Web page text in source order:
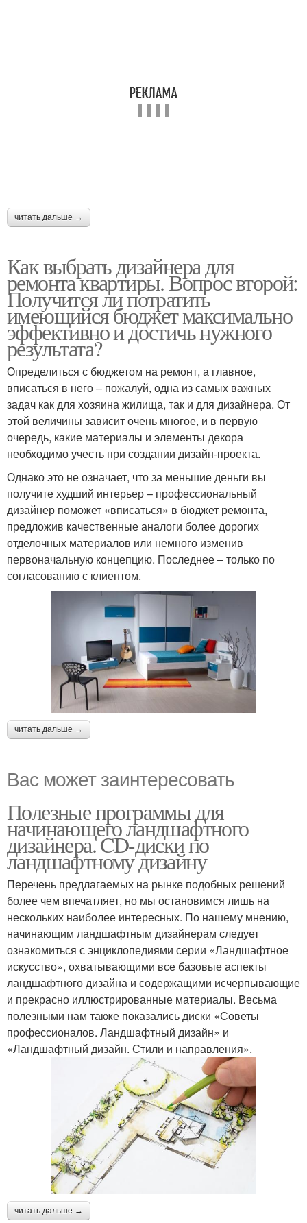
читать дальше →
Как выбрать дизайнера для
ремонта квартиры. Вопрос второй:
Получится ли потратить
имеющийся бюджет максимально
эффективно и достичь нужного
результата?
Определиться с бюджетом на ремонт, а главное,
вписаться в него – пожалуй, одна из самых важных
задач как для хозяина жилища, так и для дизайнера. От
этой величины зависит очень многое, и в первую
очередь, какие материалы и элементы декора
необходимо учесть при создании дизайн-проекта.
Однако это не означает, что за меньшие деньги вы
получите худший интерьер – профессиональный
дизайнер поможет «вписаться» в бюджет ремонта,
предложив качественные аналоги более дорогих
отделочных материалов или немного изменив
первоначальную концепцию. Последнее – только по
согласованию с клиентом.
читать дальше →
Вас может заинтересовать
Полезные программы для
начинающего ландшафтного
дизайнера. CD-диски по
ландшафтному дизайну
Перечень предлагаемых на рынке подобных решений
более чем впечатляет, но мы остановимся лишь на
нескольких наиболее интересных. По нашему мнению,
начинающим ландшафтным дизайнерам следует
ознакомиться с энциклопедиями серии «Ландшафтное
искусство», охватывающими все базовые аспекты
ландшафтного дизайна и содержащими исчерпывающие
и прекрасно иллюстрированные материалы. Весьма
полезными нам также показались диски «Советы
профессионалов. Ландшафтный дизайн» и
«Ландшафтный дизайн. Стили и направления».
читать дальше →